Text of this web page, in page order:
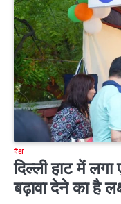
देश
दिल्ली हाट में
बढ़ावा देने का है